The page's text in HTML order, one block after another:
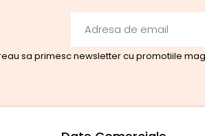
sa primesc newsletter cu promotiile